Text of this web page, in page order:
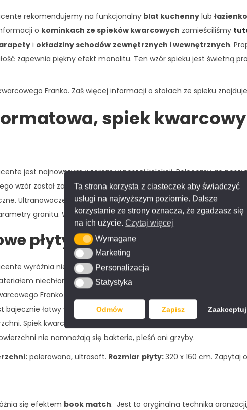
Ta strona korzysta z ciasteczek aby świadczyć
usługi na najwyższym poziomie. Dalsze
korzystanie ze strony oznacza, że zgadzasz się
na ich użycie. Czytaj więcej
WymaganeWymagane
MarketingMarketing
Personalizacja
Personalizacja
StatystykaStatystyka
Odmów Zapisz Zaakceptuj
rekomendujemy na funkcjonalny blat kuchenny lub
o kominkach ze spieków kwarcowych zamieściliśmy
i okładziny schodów zewnętrznych i wewnętrznych.
zapewnia piękny efekt monolitu. Ten wzór spieku jest świetną
Franko. Zaś więcej informacji o stołach ze spieku
spiek
jest najnowszym wzorem w naszej kolekcji. Polecamy go
wzór został zainspirowany pięknym marmurem z Włoch. Spiek
Ultranowoczesna technologia obróbki w wysokiej temperaturze
granitu. Wzór i tekstura powierzchni zapewnią niezwykle
płyty spieków kwarcowych
wyróżnia niezwykła odporność na zaplamienia (np. z soku z
niechłonnym. Jest w pełni odporny na działanie promieni
Franko cechuje odporność na szoki termiczne, dlatego
bajecznie łatwy w codziennej pielęgnacji. Do czyszczenia używa
Spiek kwarcowy jest ponadto odporny na działanie
nie namnażają się bakterie, pleśń ani grzyby.
polerowana, ultrasoft. Rozmiar płyty:320 x 160 cm. Zapytaj
się efektem book match. Jest to oryginalna technika